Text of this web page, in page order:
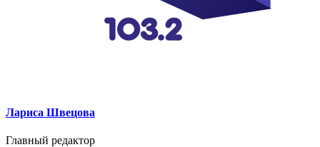
Лариса Швецова
Главный редактор